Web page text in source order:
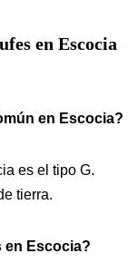
en Escocia
en Escocia?
es el tipo G.
tierra.
en Escocia?